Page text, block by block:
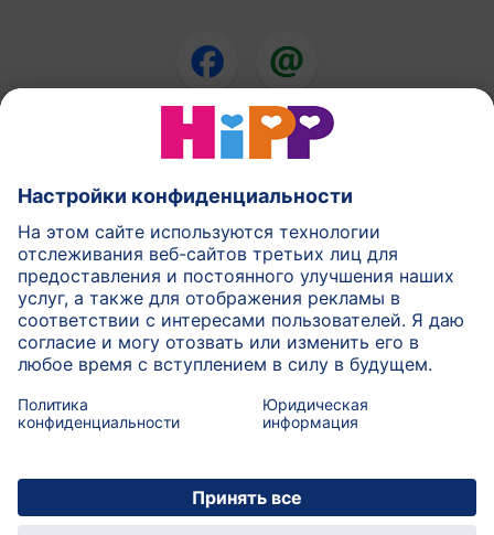
ХиПП в течении беременности
Правила политики
Условия использования
Печатать
Подробнее о HiPP Контакт
Безопасная передача данных посредством
шифрования данных